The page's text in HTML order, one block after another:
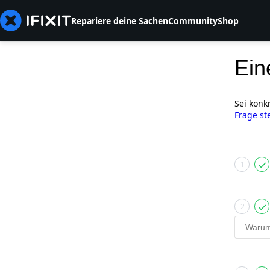
Repariere deine SachenCommunityShop
Sei
Frage
1
2